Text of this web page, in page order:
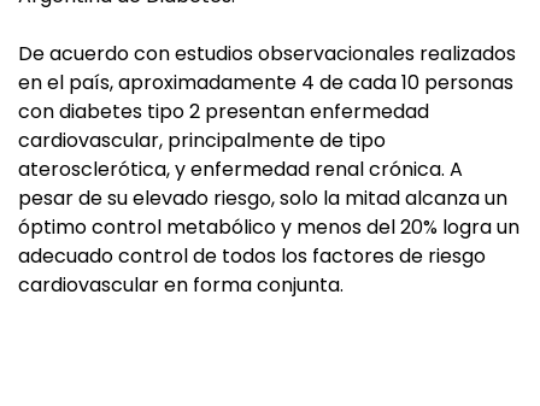
De acuerdo con estudios observacionales realizados
en el país, aproximadamente 4 de cada 10 personas
con diabetes tipo 2 presentan enfermedad
cardiovascular, principalmente de tipo
aterosclerótica, y enfermedad renal crónica. A
pesar de su elevado riesgo, solo la mitad alcanza un
óptimo control metabólico y menos del 20% logra un
adecuado control de todos los factores de riesgo
cardiovascular en forma conjunta.